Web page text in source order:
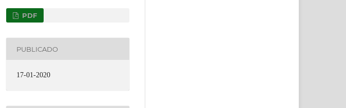
PDF
PUBLICADO
17-01-2020